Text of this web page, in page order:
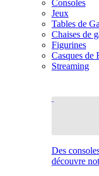
Consoles
Jeux
Tables de
Chaises de
Figurines
Casques de
Streaming
Des
découvre